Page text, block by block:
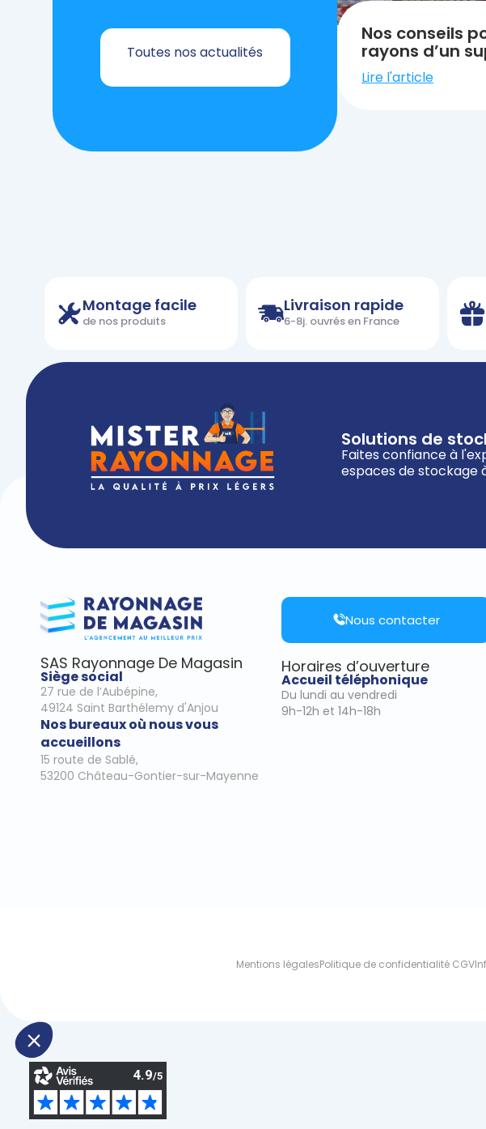
Toutes nos actualités
Nos conseils
rayons d’un
Lire l'article
Montage facile
de nos produits
Livraison rapide
6-8j. ouvrés en France
Solutions de
Faites confiance à
espaces de stockage
SAS Rayonnage De Magasin
Siège social
27 rue de l’Aubépine,
49124 Saint Barthélemy d'Anjou
Nos bureaux où nous vous
accueillons
15 route de Sablé,
53200 Château-Gontier-sur-Mayenne
Nous contacter
Horaires d’ouverture
Accueil téléphonique
Du lundi au vendredi
9h-12h et 14h-18h
Mentions légalesPolitique de confidentialité CGV